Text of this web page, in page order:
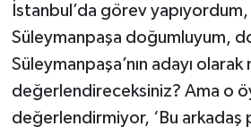
İstanbul’da görev
Süleymanpaşa doğumluyum,
Süleymanpaşa’nın adayı olarak
değerlendireceksiniz? Ama o
değerlendirmiyor, ‘Bu arkadaş